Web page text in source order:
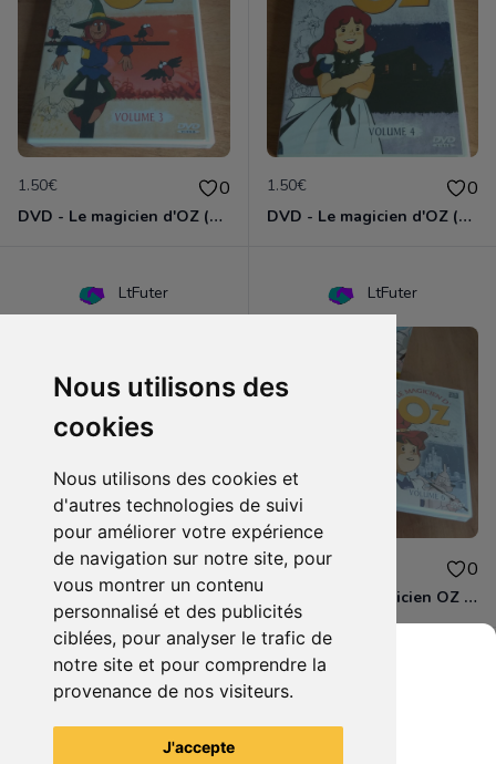
Nous utilisons des
cookies
Nous utilisons des cookies et
d'autres technologies de suivi
pour améliorer votre expérience
de navigation sur notre site, pour
vous montrer un contenu
personnalisé et des publicités
ciblées, pour analyser le trafic de
notre site et pour comprendre la
provenance de nos visiteurs.
J'accepte
1.50€ 0
DVD - Le magicien d'OZ (volume 3)
1.50€ 0
DVD - Le magicien d'OZ (volume 4)
LtFuter
1.50€ 0
DVD - Le magicien d'OZ (volume 5)
LtFuter
8.00€ 0
Coffret DVD Magicien OZ Part. 2
Voir tous les articles du vendeur
Grenier du Geek